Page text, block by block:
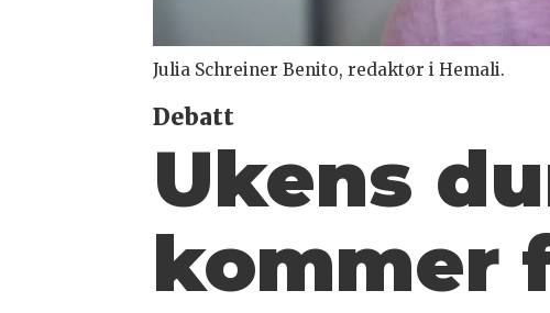
Julia Schreiner Benito, redaktør i Hemali.
Debatt
Ukens
kommer